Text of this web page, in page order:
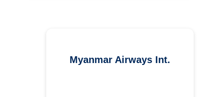
Myanmar Airways Int.